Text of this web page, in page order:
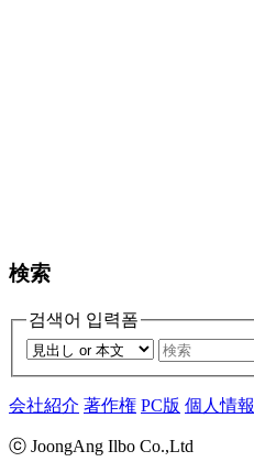
検索
검색어 입력폼
会社紹介 著作権 PC版 個人情報
ⓒ JoongAng Ilbo Co.,Ltd